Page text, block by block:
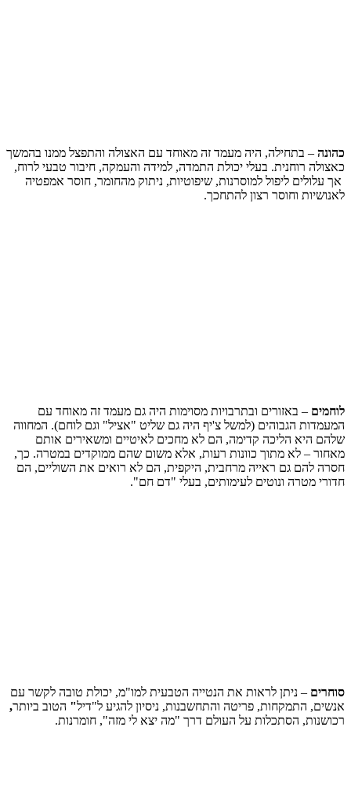
כהונה – בתחילה, היה מעמד זה מאוחד עם האצולה והתפצל ממנו בהמשך
כאצולה רוחנית. בעלי יכולת התמדה, למידה והעמקה, חיבור טבעי לרוח,
אך עלולים ליפול למוסרנות, שיפוטיות, ניתוק מהחומר, חוסר אמפטיה
לאנושיות וחוסר רצון להתחכך.
לוחמים – באזורים ובתרבויות מסוימות היה גם מעמד זה מאוחד עם
המעמדות הגבוהים (למשל צ'יף היה גם שליט "אציל" וגם לוחם). המחווה
שלהם היא הליכה קדימה, הם לא מחכים לאיטיים ומשאירים אותם
מאחור – לא מתוך כוונות רעות, אלא משום שהם ממוקדים במטרה. כך,
חסרה להם גם ראייה מרחבית, היקפית, הם לא רואים את השוליים, הם
חדורי מטרה ונוטים לעימותים, בעלי "דם חם".
סוחרים – ניתן לראות את הנטייה הטבעית למו"מ, יכולת טובה לקשר עם
אנשים, התמקחות, פריטה והתחשבנות, ניסיון להגיע ל"דיל" הטוב ביותר,
רכושנות, הסתכלות על העולם דרך "מה יצא לי מזה", חומרנות.